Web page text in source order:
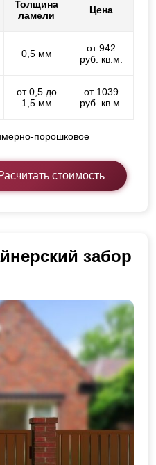
Толщина
ламели
Цена
0,5 мм
от 942
руб. кв.м.
от 0,5 до
1,5 мм
от 1039
руб. кв.м.
порошковое
стоимость
забор